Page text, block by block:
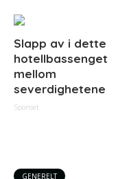
Slapp av i dette
hotellbassenget
mellom
severdighetene
Sponset
GENERELT